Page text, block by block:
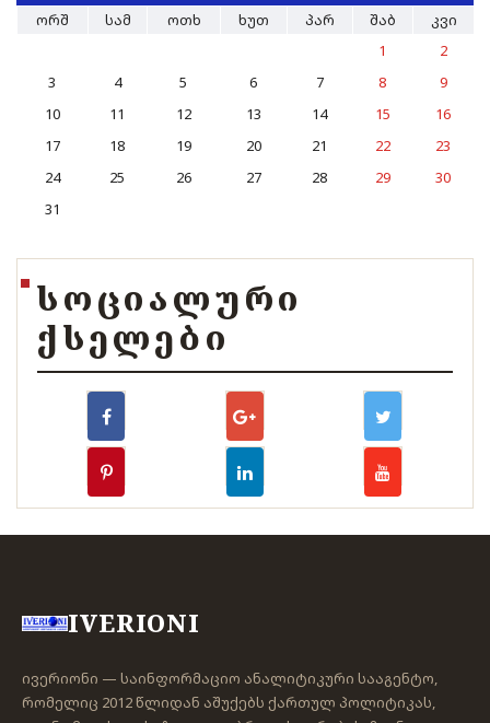
ᲝᲠᲨ
ᲡᲐᲛ ᲝᲗᲮ ᲮᲣᲗ ᲞᲐᲠ ᲨᲐᲑ
ᲙᲕᲘ
1
2
3
4 5 6 7 8
9
10
11 12 13 14 15
16
17
18 19 20 21 22
23
24
25 26 27 28 29
30
31
ᲡᲝᲪᲘᲐᲚᲣᲠᲘ
ᲥᲡᲔᲚᲔᲑᲘ
IVERIONI
ივერიონი — საინფორმაციო ანალიტიკური სააგენტო,
რომელიც 2012 წლიდან აშუქებს ქართულ პოლიტიკას,